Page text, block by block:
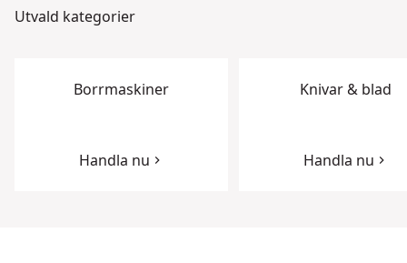
Utvald kategorier
Borrmaskiner
Handla nu
Knivar & blad
Handla nu